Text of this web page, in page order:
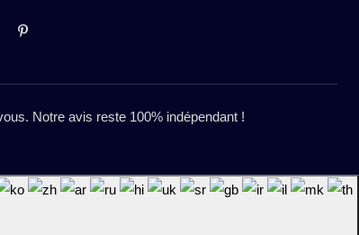
Notre avis reste 100% indépendant !